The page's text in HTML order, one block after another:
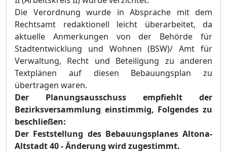
Die Verordnung wurde in Absprache mit dem
Rechtsamt redaktionell leicht überarbeitet, da
aktuelle Anmerkungen von der Behörde für
Stadtentwicklung und Wohnen (BSW)/ Amt für
Verwaltung, Recht und Beteiligung zu anderen
Textplänen auf diesen Bebauungsplan zu
übertragen waren.
Der Planungsausschuss empfiehlt der
Bezirksversammlung einstimmig, Folgendes zu
beschließen:
Der Feststellung des Bebauungsplanes Altona-
Altstadt 40 - Änderung wird zugestimmt.